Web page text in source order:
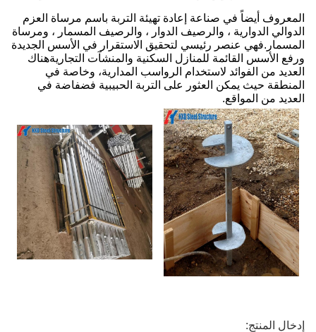
المعروف أيضاً في صناعة إعادة تهيئة التربة باسم مرساة العزم
الدوالي الدوارية ، والرصيف الدوار ، والرصيف المسمار ، ومرساة
المسمار.فهي عنصر رئيسي لتحقيق الاستقرار في الأسس الجديدة
ورفع الأسس القائمة للمنازل السكنية والمنشآت التجاريةهناك
العديد من الفوائد لاستخدام الرواسب المدارية، وخاصة في
المنطقة حيث يمكن العثور على التربة الحبيبية فضفاضة في
العديد من المواقع.
إدخال المنتج: